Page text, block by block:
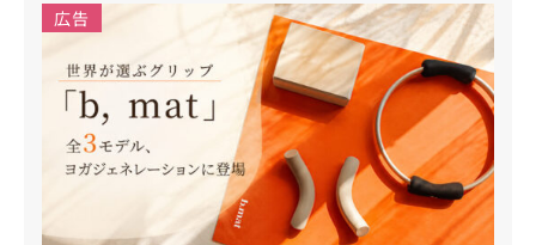
広告